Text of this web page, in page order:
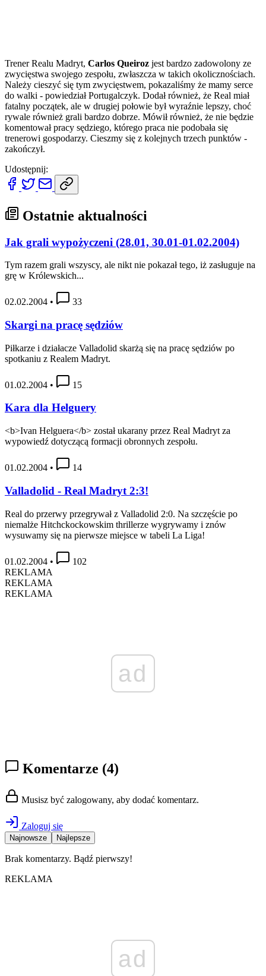
Trener Realu Madryt, Carlos Queiroz jest bardzo zadowolony ze
zwycięstwa swojego zespołu, zwłaszcza w takich okolicznościach.
Należy cieszyć się tym zwycięstwem, pokazaliśmy że mamy serce
do walki - powiedział Portugalczyk. Dodał również, że Real miał
fatalny początek, ale w drugiej połowie był wyraźnie lepszy, choć
rywale również grali bardzo dobrze. Mówił również, że nie będzie
komentował pracy sędziego, którego praca nie podobała się
trenerowi gospodarzy. Cieszmy się z kolejnych trzech punktów -
zakończył.
Udostępnij:
Ostatnie aktualności
Jak grali wypożyczeni (28.01, 30.01-01.02.2004)
Tym razem grali wszyscy, ale nikt nie pokazał tego, iż zasługuje na
grę w Królewskich...
02.02.2004 • 33
Skargi na pracę sędziów
Piłkarze i działacze Valladolid skarżą się na pracę sędziów po
spotkaniu z Realem Madryt.
01.02.2004 • 15
Kara dla Helguery
<b>Ivan Helguera</b> został ukarany przez Real Madryt za
wypowiedź dotyczącą formacji obronnych zespołu.
01.02.2004 • 14
Valladolid - Real Madryt 2:3!
Real do przerwy przegrywał z Valladolid 2:0. Na szczęście po
niemalże Hitchckockowskim thrillerze wygrywamy i znów
wysuwamy się na pierwsze miejsce w tabeli La Liga!
01.02.2004 •
102
REKLAMA
REKLAMA
REKLAMA
ad
Komentarze (4)
Musisz być zalogowany, aby dodać komentarz.
Zaloguj się
Najnowsze Najlepsze
Brak komentarzy. Bądź pierwszy!
REKLAMA
ad